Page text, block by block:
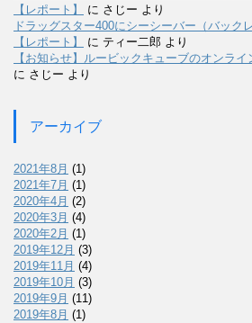
【レポート】
に さじー より
ドラッグスター400にシーシーバー（バック
【レポート】
に ティー二郎 より
【お知らせ】ルービックキューブのオンラ
に さじー より
アーカイブ
2021年8月 (1)
2021年7月 (1)
2020年4月 (2)
2020年3月 (4)
2020年2月 (1)
2019年12月 (3)
2019年11月 (4)
2019年10月 (3)
2019年9月 (11)
2019年8月 (1)